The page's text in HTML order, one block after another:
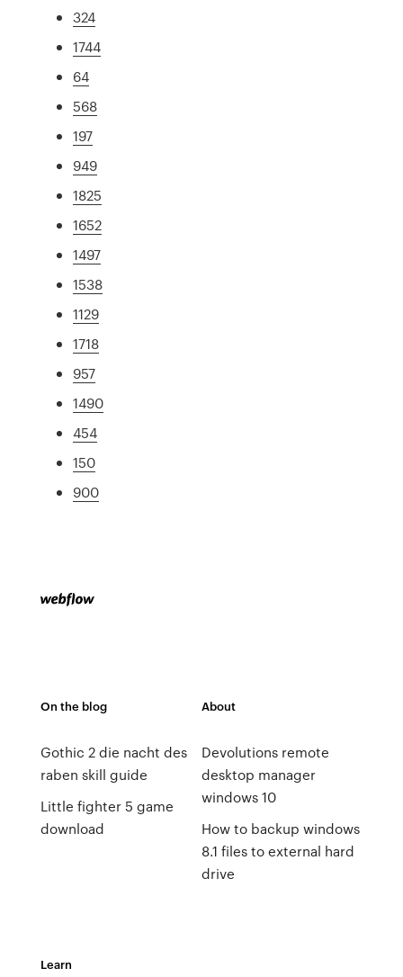
324
1744
64
568
197
949
1825
1652
1497
1538
1129
1718
957
1490
454
150
900
On the blog
Gothic 2 die nacht des
raben skill guide
Little fighter 5 game
download
About
Devolutions remote
desktop manager
windows 10
How to backup windows
8.1 files to external hard
drive
Learn